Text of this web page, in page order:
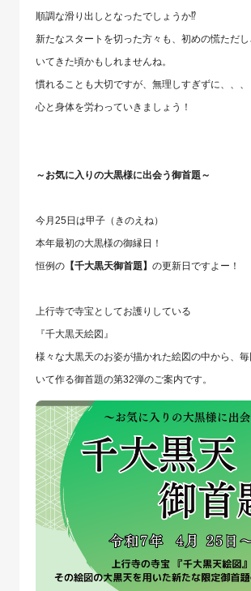
順調な滑り出しとなったでしょうか⁉
新たなスタートを切った方々も、初めの慌ただ
いてきた頃かもしれませんね。
慣れることも大切ですが、無理しすぎずに、、、
心と身体を労わっていきましょう！
～お気に入りの大黒様に出会う御首題～
今月25日は甲子（きのえね）
本年最初の大黒様の御縁日！
恒例の【千大黒天御首題】 の更新日ですよー！
上行寺で寺宝としてお護りしている
『千大黒天絵図』⁡
様々な大黒天のお姿が描かれた絵図の中から、
いて作る御首題の第32弾のご案内です。